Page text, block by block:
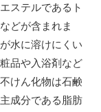
ステルであるト
どが含まれま
水に溶けにくい
品や入浴剤など
けん化物は石鹸
成分である脂肪